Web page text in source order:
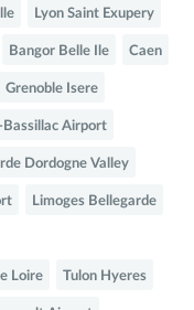
Lyon Saint Exupery
Bangor Belle Ile Caen
Grenoble Isere
Bassillac Airport
Dordogne Valley
Limoges Bellegarde
Loire Tulon Hyeres